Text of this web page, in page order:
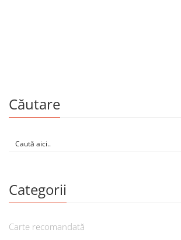
Căutare
Categorii
Carte recomandată